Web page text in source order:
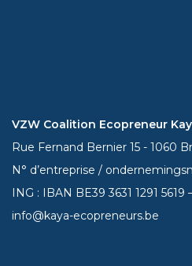
VZW Coalition Ecopreneur
Rue Fernand Bernier 15 - 1060
N° d’entreprise /
ING : IBAN BE393631 1291 5619
info@kaya-ecopreneurs.be